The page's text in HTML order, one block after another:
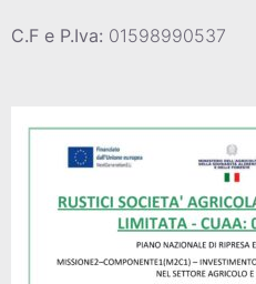
C.F e P.Iva: 01598990537